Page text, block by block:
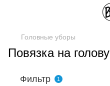
Головные уборы
Повязка на голову
Фильтр 1